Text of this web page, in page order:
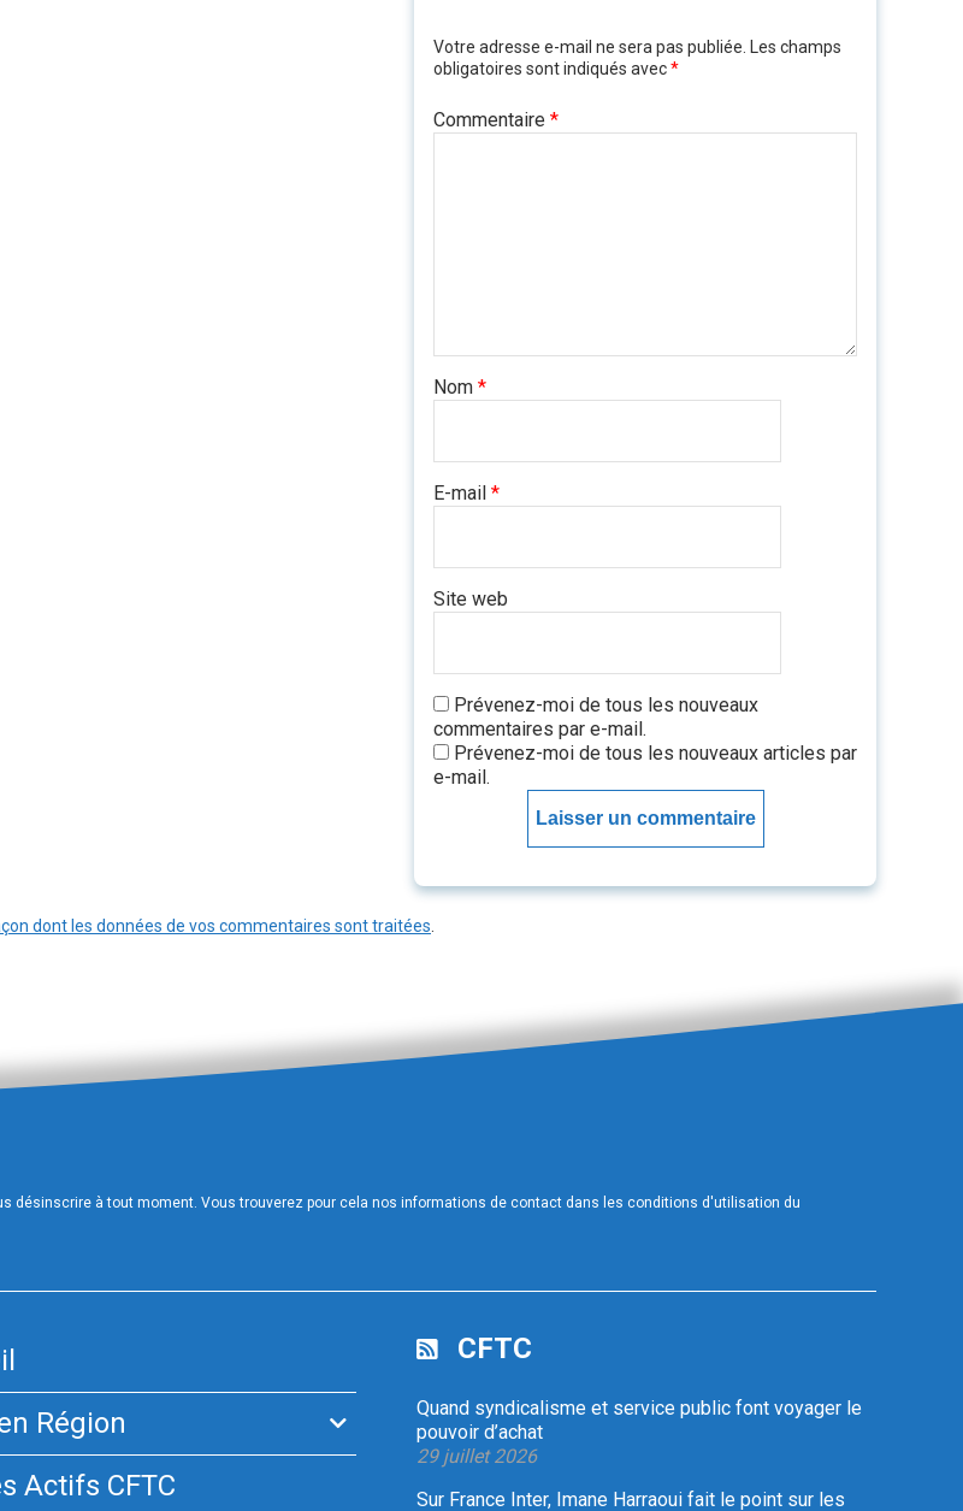
Votre adresse e-mail ne sera pas publiée.
Les champs
obligatoires sont indiqués avec*
Commentaire *
Nom *
E-mail *
Site web
Prévenez-moi de tous les nouveaux
commentaires par e-mail.
Prévenez-moi de tous les nouveaux articles par
e-mail.
dont les données de vos commentaires sont traitées
désinscrire à tout moment. Vous trouverez pour cela nos informations de contact dans les conditions d'utilisation du
Région
Actifs CFTC
CFTC
Quand syndicalisme et service public font voyager le
pouvoir d’achat
29 juillet 2026
Sur France Inter, Imane Harraoui fait le point sur les